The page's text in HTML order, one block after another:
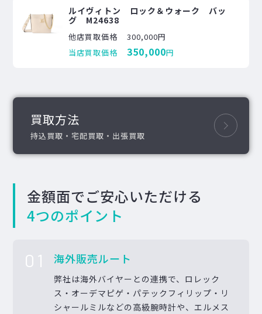
ルイヴィトン ロック＆ウォーク バッ
グ M24638
他店買取価格
300,000円
当店買取価格
350,000円
買取方法
持込買取・宅配買取・出張買取
金額面でご安心いただける
4つのポイント
01 海外販売ルート
弊社は海外バイヤーとの連携で、ロレック
ス・オーデマピゲ・パテックフィリップ・リ
シャールミルなどの高級腕時計や、エルメス